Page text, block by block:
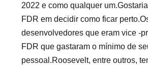
2022 e como qualquer
FDR em decidir como ficar
desenvolvedores que eram vice -
FDR que gastaram o mínimo de
pessoal.Roosevelt, entre outros,